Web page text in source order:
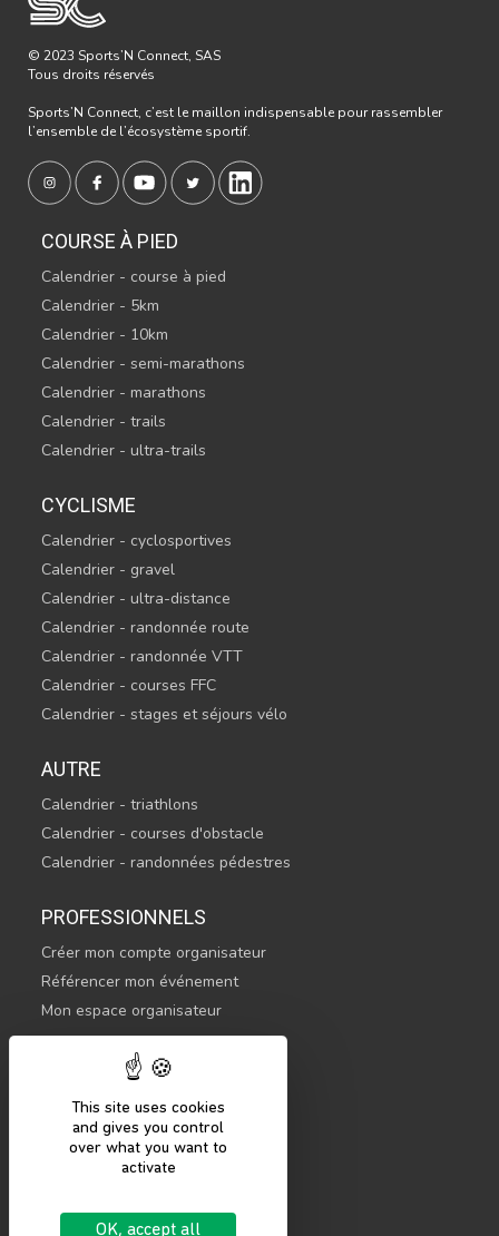
This site uses cookies
and gives you control
over what you want to
activate
OK, accept all
© 2023 Sports’N Connect, SAS
Tous droits réservés
Sports’N Connect, c’est le maillon indispensable pour rassembler
l’ensemble de l’écosystème sportif.
COURSE À PIED
Calendrier - course à pied
Calendrier - 5km
Calendrier - 10km
Calendrier - semi-marathons
Calendrier - marathons
Calendrier - trails
Calendrier - ultra-trails
CYCLISME
Calendrier - cyclosportives
Calendrier - gravel
Calendrier - ultra-distance
Calendrier - randonnée route
Calendrier - randonnée VTT
Calendrier - courses FFC
Calendrier - stages et séjours vélo
AUTRE
Calendrier - triathlons
Calendrier - courses d'obstacle
Calendrier - randonnées pédestres
PROFESSIONNELS
Créer mon compte organisateur
Référencer mon événement
Mon espace organisateur
CONTACTEZ-NOUS
COMMENCER
Se connecter